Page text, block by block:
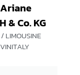
& Co. KG
LIMOUSINE